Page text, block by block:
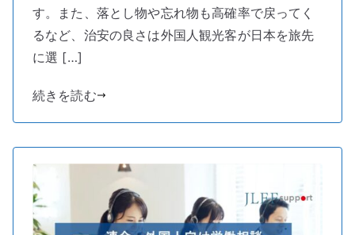
報
セ
タ
ー・
ス
タ
新
宿
紹
介!!
す。また、落とし物や忘れ物も高確率で戻ってく
るなど、治安の良さは外国人観光客が日本を旅先
に選 […]
続きを読む